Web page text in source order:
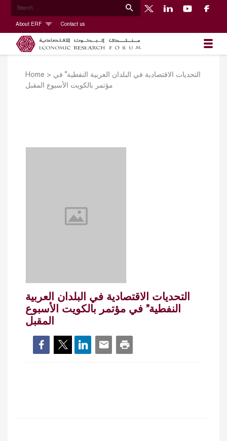
About ERF Contact us
Home > التحديات الاقتصادية في البلدان العربية النفطية” في
مؤتمر بالكويت الأسبوع المقبل
التحديات الاقتصادية في البلدان العربية
النفطية” في مؤتمر بالكويت الأسبوع
المقبل